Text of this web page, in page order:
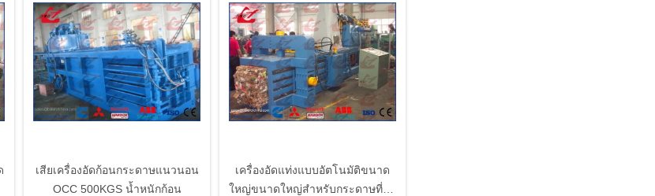
เสียเครื่องอัดก้อนกระดาษแนวนอน
OCC 500KGS น้ำหนักก้อน
เครื่องอัดแท่งแบบอัตโนมัติขนาด
ใหญ่ขนาดใหญ่สำหรับกระดาษที่ใช้